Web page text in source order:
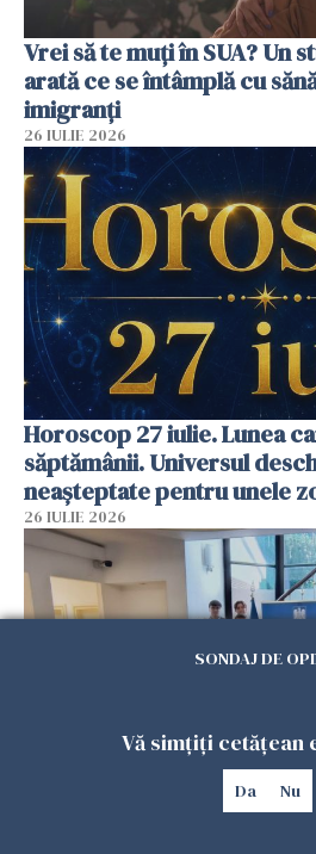
Vrei să te muți în SUA? Un
arată ce se întâmplă cu
imigranți
26 IULIE 2026
Horoscop 27 iulie. Lunea
săptămânii. Universul
neașteptate pentru unele
26 IULIE 2026
Accidente, spitalizare sau
SONDAJ DE
Vă simțiți cetățean
Da Nu